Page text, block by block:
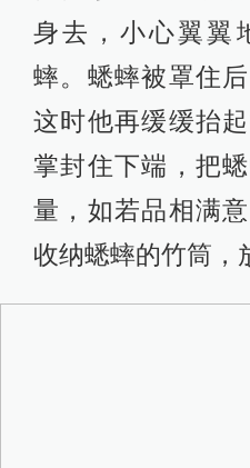
身去，小心翼翼
蟀。蟋蟀被罩住
这时他再缓缓抬
掌封住下端，把
量，如若品相满
收纳蟋蟀的竹筒，